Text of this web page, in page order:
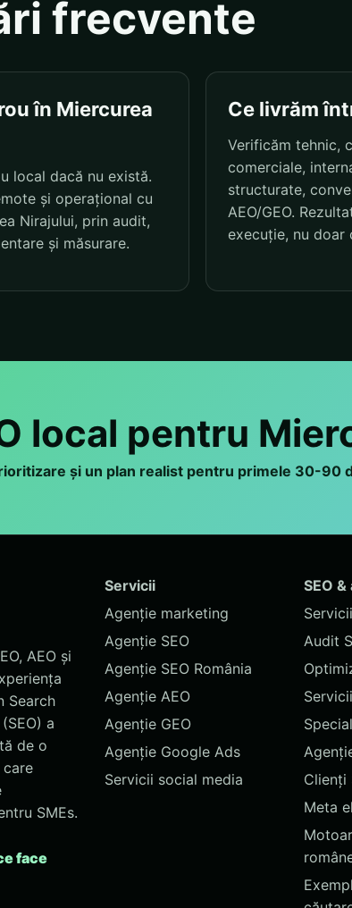
frecvente
în Miercurea
local dacă nu există.
și operațional cu
Nirajului, prin audit,
și măsurare.
Ce livrăm
Verificăm tehnic,
comerciale,
structurate,
AEO/GEO.
execuție, nu doar
local pentru
și un plan realist pentru primele 30-90
AEO și
Search
a
de o
SMEs.
face
Servicii
Agenție marketing
Agenție SEO
Agenție SEO România
Agenție AEO
Agenție GEO
Agenție Google Ads
Servicii social media
SEO
Audit
Clienți
Meta